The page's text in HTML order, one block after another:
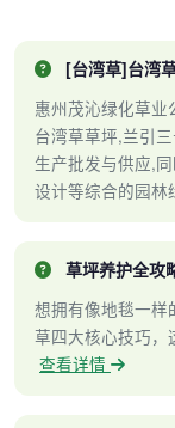
[台湾草]台湾
惠州茂沁绿化草
台湾草草坪,兰引
生产批发与供应,
设计等综合的园林
草坪养护全攻
想拥有像地毯一样
草四大核心技巧，
查看详情